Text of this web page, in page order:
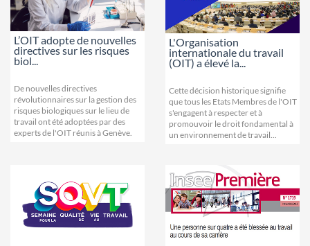
L’OIT adopte de nouvelles
directives sur les risques
biol...
De nouvelles directives
révolutionnaires sur la gestion des
risques biologiques sur le lieu de
travail ont été adoptées par des
experts de l'OIT réunis à Genève.
L'Organisation
internationale du travail
(OIT) a élevé la...
Cette décision historique signifie
que tous les Etats Membres de l'OIT
s'engagent à respecter et à
promouvoir le droit fondamental à
un environnement de travail...